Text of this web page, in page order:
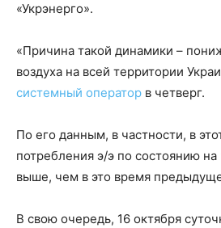
«Укрэнерго».
«Причина такой динамики –
воздуха на всей территории
системный оператор в четверг.
По его данным, в частности, в
потребления э/э по состоянию на
выше, чем в это время
В свою очередь, 16 октября